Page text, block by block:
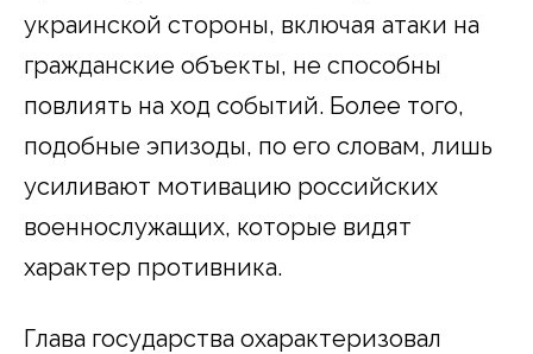
украинской стороны, включая атаки на
гражданские объекты, не способны
повлиять на ход событий. Более того,
подобные эпизоды, по его словам, лишь
усиливают мотивацию российских
военнослужащих, которые видят
характер противника.
Глава государства охарактеризовал